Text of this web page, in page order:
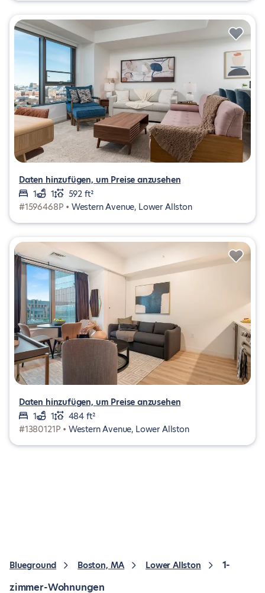
Daten hinzufügen, um Preise anzusehen
1
1
592 ft²
#1596468P • Western Avenue, Lower Allston
Daten hinzufügen, um Preise anzusehen
1
1
484 ft²
#1380121P • Western Avenue, Lower Allston
Blueground Boston, MA Lower Allston
1-
zimmer-Wohnungen